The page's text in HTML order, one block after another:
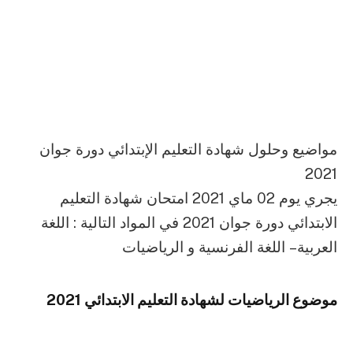
مواضيع وحلول شهادة التعليم الإبتدائي دورة جوان
2021
يجري يوم 02 ماي 2021 امتحان شهادة التعليم
الابتدائي دورة جوان 2021 في المواد التالية : اللغة
العربية – اللغة الفرنسية و الرياضيات
موضوع الرياضيات لشهادة التعليم الابتدائي 2021